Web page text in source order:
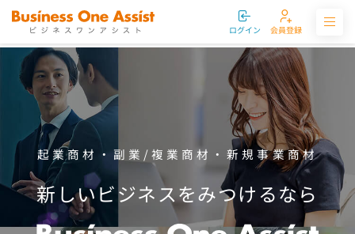
ログイン 会員登録
起業商材・副業/複業商材・新規事業商材
新しいビジネスをみつけるなら